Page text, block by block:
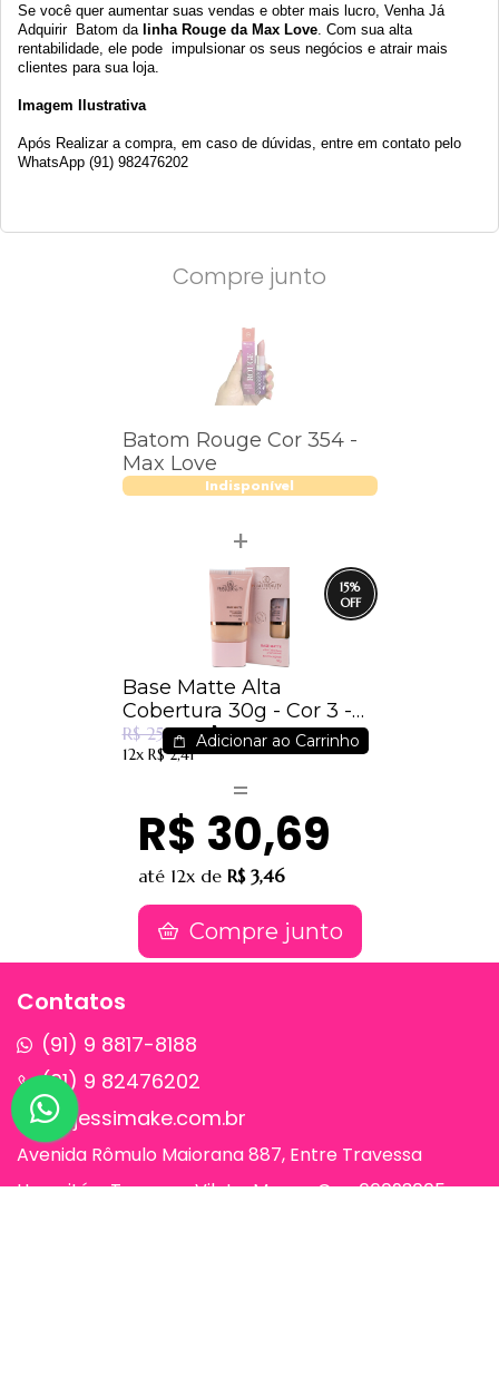
Se você quer aumentar suas vendas e obter mais lucro, Venha Já
Adquirir Batom da linha Rouge da Max Love Com sua alta
rentabilidade, ele pode impulsionar os seus negócios e atrair mais
clientes para sua loja.
Imagem Ilustrativa
Após Realizar a compra, em caso de dúvidas, entre em contato pelo
WhatsApp (91) 982476202
Compre junto
Batom Rouge Cor 354 -
Max Love
Indisponível
15%
Base Matte Alta
Cobertura 30g - Cor 3 -
PhálleBeauty
R$ 25,15 R$ 21,39
12x R$ 2,41
Adicionar ao Carrinho
R$ 30,69
até 12x de R$ 3,46
Compre junto
Contatos
(91) 9 8817-8188
(91) 9 82476202
sac@jessimake.com.br
Avenida Rômulo Maiorana 887, Entre Travessa
Humaitá e Travessa Vileta, Marco, Cep 66093005,